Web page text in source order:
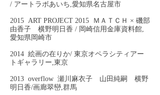
/ アートラボあいち,愛知県名古屋市
2015 ART PROJECT 2015 ＭＡＴＣＨ × 磯部
由香子 横野明日香 / 岡崎信用金庫資料館,
愛知県岡崎市
2014 絵画の在りか/ 東京オペラシティアー
トギャラリー,東京
2013 overflow 瀬川麻衣子 山田純嗣 横野
明日香/画廊翠巒,群馬